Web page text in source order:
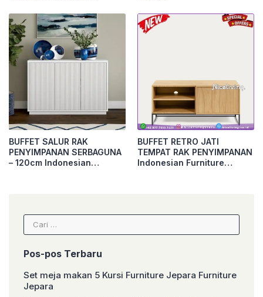
BUFFET SALUR RAK
PENYIMPANAN SERBAGUNA
– 120cm Indonesian
BUFFET RETRO JATI
TEMPAT RAK PENYIMPANAN
Indonesian Furniture
Cari
untuk:
Pos-pos Terbaru
Set meja makan 5 Kursi Furniture Jepara Furniture
Jepara